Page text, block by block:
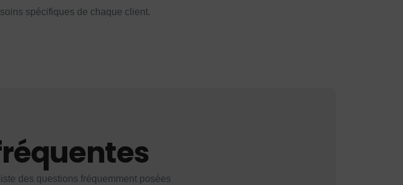
spécifiques de chaque client.
des questions fréquemment posées